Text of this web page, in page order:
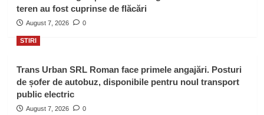
teren au fost cuprinse de flăcări
August 7, 2026 0
STIRI
Trans Urban SRL Roman face primele angajări. Posturi
de șofer de autobuz, disponibile pentru noul transport
public electric
August 7, 2026 0